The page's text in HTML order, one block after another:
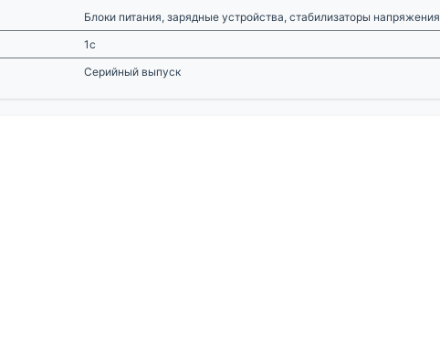
Блоки питания, зарядные устройства, стабилизаторы напряжения
1с
Серийный выпуск